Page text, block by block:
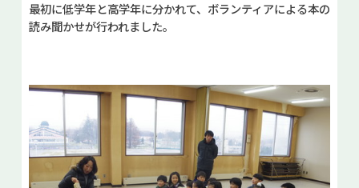
最初に低学年と高学年に分かれて、ボランティアによる本の
読み聞かせが行われました。